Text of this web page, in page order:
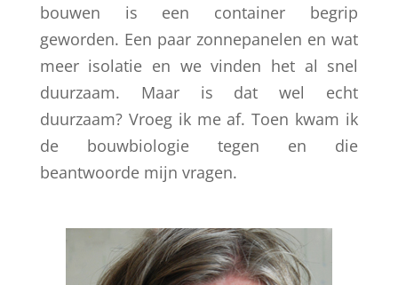
bouwen is een container begrip
geworden. Een paar zonnepanelen en wat
meer isolatie en we vinden het al snel
duurzaam. Maar is dat wel echt
duurzaam? Vroeg ik me af. Toen kwam ik
de bouwbiologie tegen en die
beantwoorde mijn vragen.